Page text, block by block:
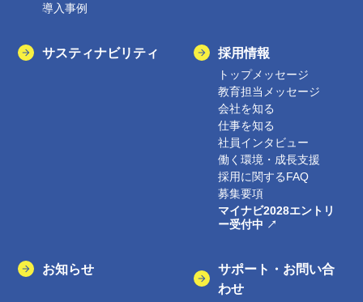
導入事例
サスティナビリティ 採用情報
トップメッセージ
教育担当メッセージ
会社を知る
仕事を知る
社員インタビュー
働く環境・成長支援
採用に関するFAQ
募集要項
マイナビ2028エントリ
ー受付中
お知らせ
サポート・お問い合
わせ